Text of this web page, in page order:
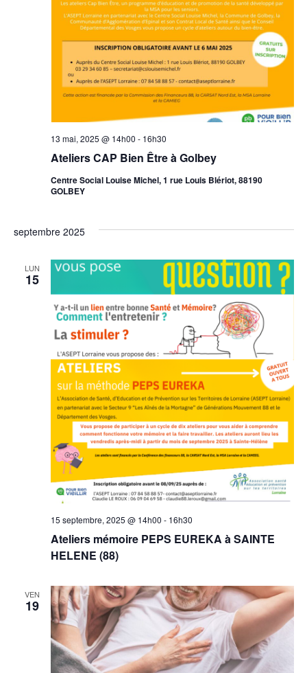
Ateliers CAP Bien Être à Golbey
13 mai, 2025 @ 14h00 - 16h30
Centre Social Louise Michel, 1 rue Louis Blériot, 88190
GOLBEY
septembre 2025
LUN
15
Ateliers mémoire PEPS EUREKA à SAINTE
HELENE (88)
15 septembre, 2025 @ 14h00 - 16h30
VEN
19